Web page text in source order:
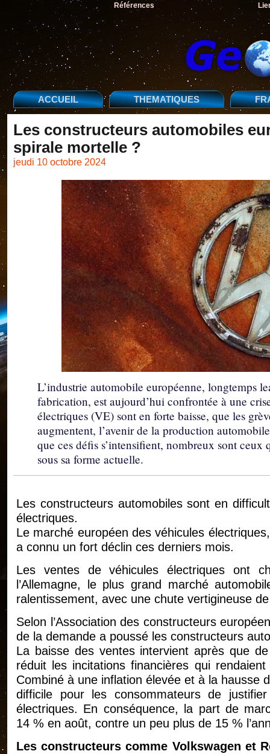
Références
ACCUEIL THEMATIQUES
Les constructeurs automobiles
spirale mortelle ?
jeudi 10 octobre 2024
L’industrie automobile européenne, longtemps
fabrication, est aujourd’hui confrontée à une
électriques (VE) sont en forte baisse, que les
augmentent, l’avenir de la production
que ces défis s’intensifient, nombreux sont
sous sa forme actuelle.
Les constructeurs automobiles sont en
électriques.
Le marché européen des véhicules
a connu un fort déclin ces derniers mois.
Les ventes de véhicules électriques ont
l’Allemagne, le plus grand marché
ralentissement, avec une chute vertigineuse
Selon l’Association des constructeurs
de la demande a poussé les constructeurs
La baisse des ventes intervient après que
réduit les incitations financières qui
Combiné à une inflation élevée et à la hausse
difficile pour les consommateurs de
électriques. En conséquence, la part de
14 % en août, contre un peu plus de 15 %
Les constructeurs comme Volkswagen et